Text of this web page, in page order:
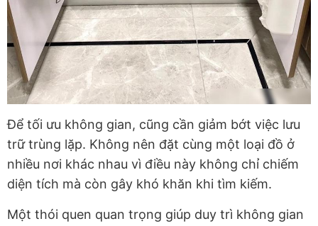
Để tối ưu không gian, cũng cần giảm bớt việc lưu
trữ trùng lặp. Không nên đặt cùng một loại đồ ở
nhiều nơi khác nhau vì điều này không chỉ chiếm
diện tích mà còn gây khó khăn khi tìm kiếm.
Một thói quen quan trọng giúp duy trì không gian